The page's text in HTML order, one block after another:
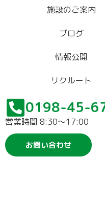
施設のご案内
ブログ
情報公開
リクルート
0198-45-
営業時間 8:30〜17:00
お問い合わせ